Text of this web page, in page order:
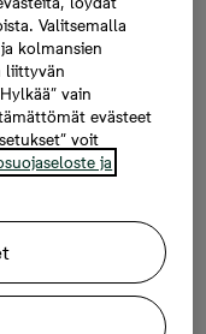
Valitsemalla
kolmansien
liittyvän
vain
evästeet
voit
ja